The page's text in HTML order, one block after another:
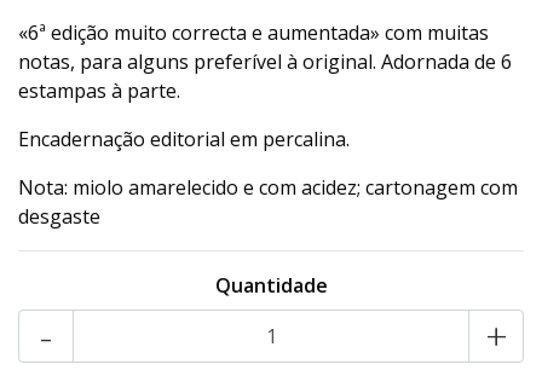
«6ª edição muito correcta e aumentada» com muitas
notas, para alguns preferível à original. Adornada de 6
estampas à parte.
Encadernação editorial em percalina.
Nota: miolo amarelecido e com acidez; cartonagem com
desgaste
Quantidade
+
-